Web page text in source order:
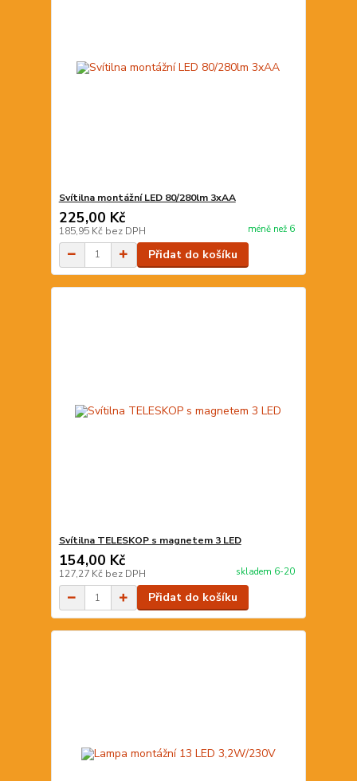
Svítilna montážní LED 80/280lm 3xAA
225,00 Kč
185,95 Kč bez DPH méně než 6
Přidat do košíku
Svítilna TELESKOP s magnetem 3 LED
154,00 Kč
127,27 Kč bez DPH skladem 6-20
Přidat do košíku